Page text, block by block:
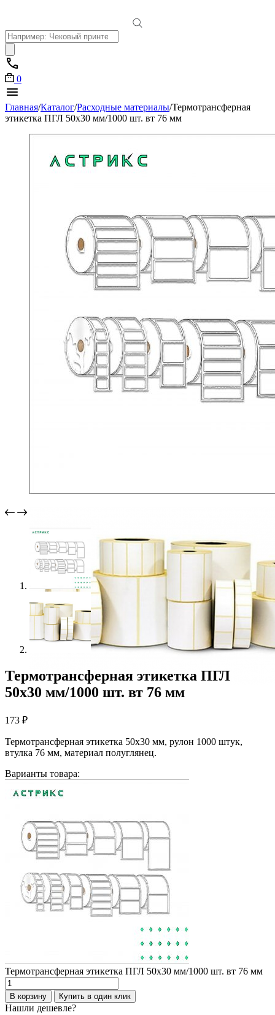
Поиск
товаров
0
Главная/Каталог/Расходные материалы/Термотрансферная
этикетка ПГЛ 50х30 мм/1000 шт. вт 76 мм
Термотрансферная этикетка ПГЛ
50х30 мм/1000 шт. вт 76 мм
173 ₽
Термотрансферная этикетка 50х30 мм, рулон 1000 штук,
втулка 76 мм, материал полуглянец.
Варианты товара:
Термотрансферная этикетка ПГЛ 50х30 мм/1000 шт. вт 76 мм
Количество
товара
Термотрансферная
В корзину Купить в один клик
Нашли дешевле?